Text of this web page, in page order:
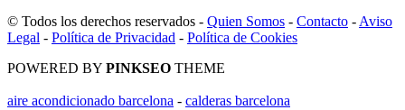
© Todos los derechos reservados - Quien Somos - Contacto - Aviso
Legal - Política de Privacidad - Política de Cookies
POWERED BY PINKSEO THEME
aire acondicionado barcelona - calderas barcelona